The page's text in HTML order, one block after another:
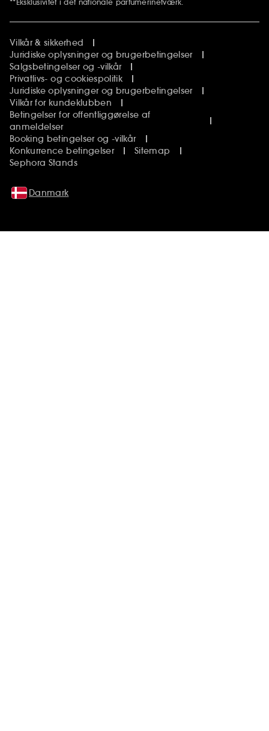
**Eksklusivitet i det nationale parfumerinetværk.
Vilkår & sikkerhed
Juridiske oplysninger og brugerbetingelser
Salgsbetingelser og -vilkår
Privatlivs- og cookiespolitik
Juridiske oplysninger og brugerbetingelser
Vilkår for kundeklubben
Betingelser for offentliggørelse af
anmeldelser
Booking betingelser og -vilkår
Konkurrence betingelser
Sitemap
Sephora Stands
Danmark